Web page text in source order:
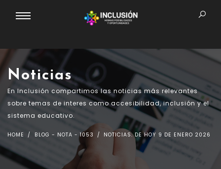
Noticias
En Inclusión compartimos las noticias más relevantes
sobre temas de interes como accesibilidad, inclusión y el
sistema educativo.
HOME BLOG - NOTA - 1053 NOTICIAS. DE HOY 9 DE ENERO 2026